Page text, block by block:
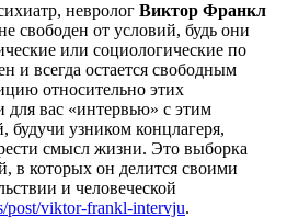
невролог Виктор Франкл
свободен от условий, будь они
или социологические по
и всегда остается свободным
относительно этих
вас «интервью» с этим
узником концлагеря,
смысл жизни. Это выборка
в которых он делится своими
и человеческой
post/viktor-frankl-intervju.